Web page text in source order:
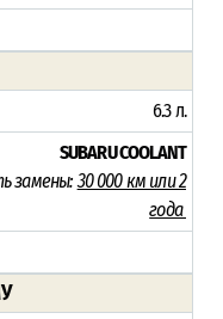
6.3 л.
SUBARU COOLANT
замены:30 000 км или 2
года